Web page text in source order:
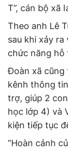
T”, cán bộ xã
Theo anh Lê
sau khi xảy
chức năng hỗ
Đoàn xã cũng
kênh thông
trợ, giúp 2
học lớp 4) và
kiện tiếp tục
“Hoàn cảnh